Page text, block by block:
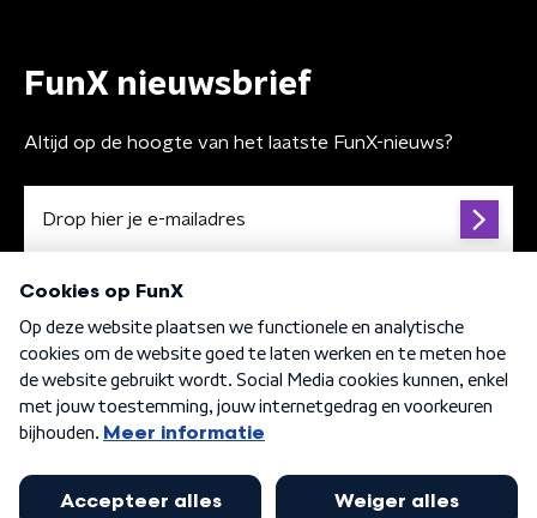
FunX nieuwsbrief
Altijd op de hoogte van het laatste FunX-nieuws?
Algemene voorwaarden Privacybeleid